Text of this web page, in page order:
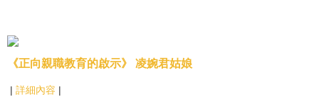
《正向親職教育的啟示》 凌婉君姑娘
| 詳細內容 |